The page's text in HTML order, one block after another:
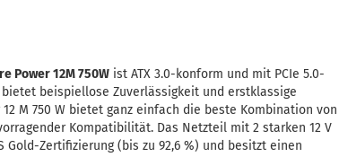
Power 12M 750Wist ATX 3.0-konform und mit PCIe 5.0-
beispiellose Zuverlässigkeit und erstklassige
12 M 750 W bietet ganz einfach die beste Kombination von
Kompatibilität. Das Netzteil mit 2 starken 12 V
Gold-Zertifizierung (bis zu 92,6 %) und besitzt einen